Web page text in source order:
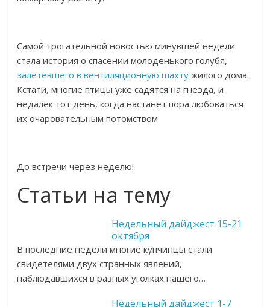
Самой трогательной новостью минувшей недели
стала история о спасении молоденького голубя,
залетевшего в вентиляционную шахту жилого дома.
Кстати, многие птицы уже садятся на гнезда, и
недалек тот день, когда настанет пора любоваться
их очаровательным потомством.
До встречи через неделю!
Статьи на тему
Недельный дайджест 15-21
октября
В последние недели многие купчинцы стали
свидетелями двух странных явлений,
наблюдавшихся в разных уголках нашего…
Недельный дайджест 1-7